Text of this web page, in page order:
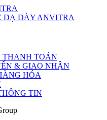
DẠ DÀY ANVITRA
TOÁN
& GIAO NHẬN
HÓA
TIN